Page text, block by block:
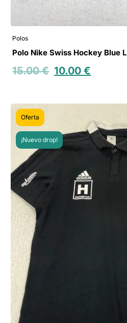
Polos
Polo Nike Swiss Hockey Blue L
15.00€ 10.00€
Oferta
¡Nuevo drop!